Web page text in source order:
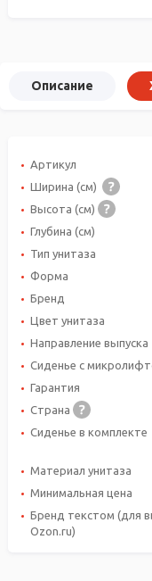
Описание
Артикул
Ширина (см)
Высота (см)
Глубина (см)
Тип унитаза
Форма
Бренд
Цвет унитаза
Направление выпуска
Сиденье с
Гарантия
Страна
Сиденье в комплекте
Материал унитаза
Минимальная цена
Бренд текстом (для
Ozon.ru)